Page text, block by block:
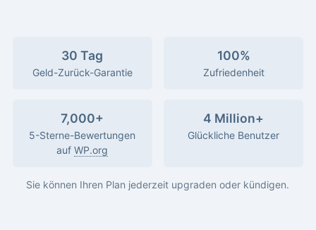
30 Tag
Geld-Zurück-Garantie
100%
Zufriedenheit
7,000+
5-Sterne-Bewertungen
aufWP.org
4 Million+
Glückliche Benutzer
Sie können Ihren Plan jederzeit upgraden oder kündigen.